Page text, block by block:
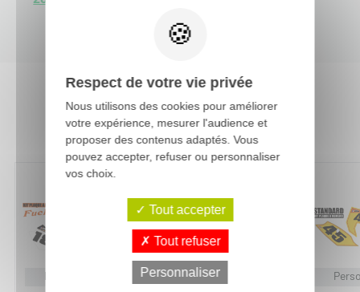
Vous aimerez aussi :
Personnalisable
Personnalisable
Respect de votre vie privée
Nous utilisons des cookies pour améliorer
votre expérience, mesurer l'audience et
proposer des contenus adaptés. Vous
pouvez accepter, refuser ou personnaliser
vos choix.
Tout accepter
Tout refuser
Personnaliser